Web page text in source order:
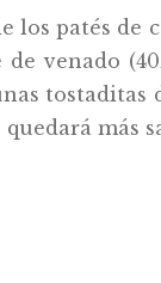
patés de
venado
más